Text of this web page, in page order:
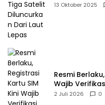
13 Oktober 2025
Resmi
Wajib
2 Juli 2026 0